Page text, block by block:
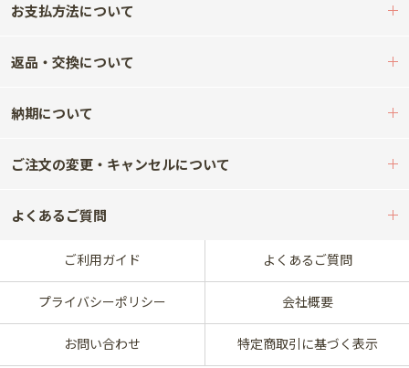
お支払方法について
返品・交換について
納期について
ご注文の変更・キャンセルについて
よくあるご質問
ご利用ガイド よくあるご質問
プライバシーポリシー 会社概要
お問い合わせ 特定商取引に基づく表示